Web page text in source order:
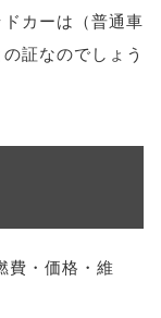
カーは（普通車
証なのでしょう